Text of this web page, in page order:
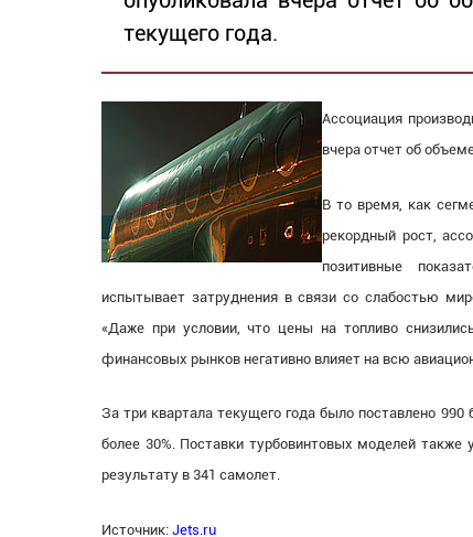
текущего года.
Ассоциация
вчера отчет об
В то время, как
рекордный рост,
позитивные
испытывает затруднения в связи со слабостью
«Даже при условии, что цены на топливо
финансовых рынков негативно влияет на всю
За три квартала текущего года было поставлено
более 30%. Поставки турбовинтовых моделей
результату в 341 самолет.
Источник: Jets.ru